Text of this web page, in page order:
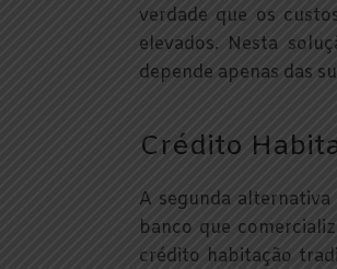
verdade que os
elevados. Nesta
depende apenas das
Crédito
A segunda
banco que
crédito habitação